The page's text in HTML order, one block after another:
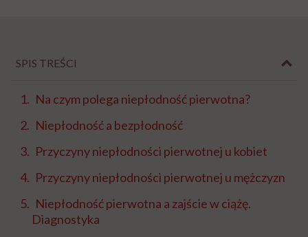
SPIS TREŚCI
Na czym polega niepłodność pierwotna?
Niepłodność a bezpłodność
Przyczyny niepłodności pierwotnej u kobiet
Przyczyny niepłodności pierwotnej u mężczyzn
Niepłodność pierwotna a zajście w ciążę.
Diagnostyka